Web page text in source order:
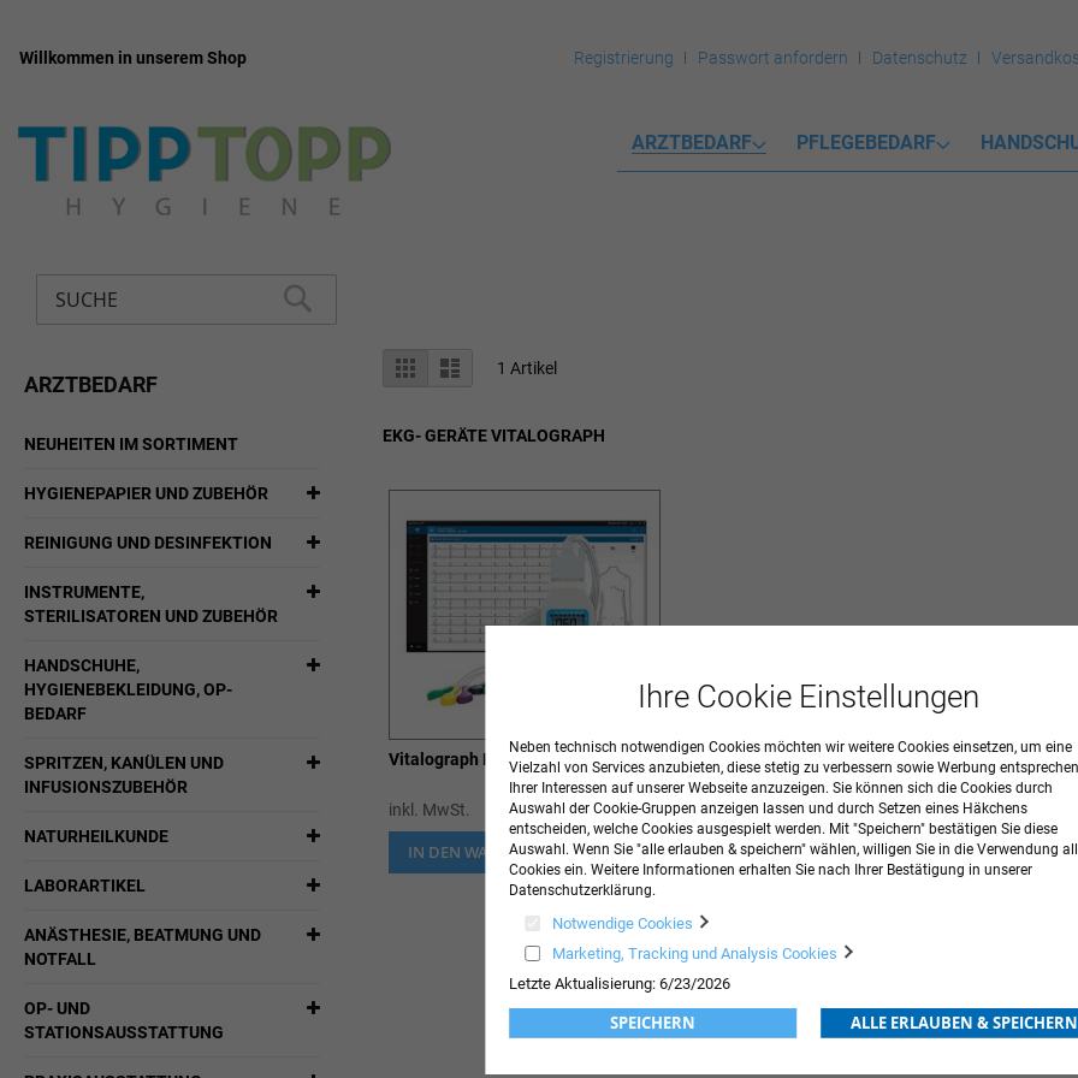
Zum
Willkommen in unserem Shop Registrierung Passwort anfordern Datenschutz
ARZTBEDARF PFLEGEBEDARF
SUCHE
Anzeigen
als
Liste Liste 1 Artikel
EKG- GERÄTE VITALOGRAPH
Vitalograph BT12 Ruhe-EKG
inkl. MwSt. Ab1.844,50 €
IN DEN WARENKORB ZUR
WUNSCHLISTE
HINZUFÜGEN
ARZTBEDARF
NEUHEITEN IM SORTIMENT
HYGIENEPAPIER UND ZUBEHÖR
REINIGUNG UND DESINFEKTION
INSTRUMENTE,
STERILISATOREN UND ZUBEHÖR
HANDSCHUHE,
HYGIENEBEKLEIDUNG, OP-
BEDARF
SPRITZEN, KANÜLEN UND
INFUSIONSZUBEHÖR
NATURHEILKUNDE
LABORARTIKEL
ANÄSTHESIE, BEATMUNG UND
NOTFALL
OP- UND
STATIONSAUSSTATTUNG
Ihre Cookie Einstellungen
Neben technisch notwendigen Cookies möchten wir weitere Cookies einsetzen, um eine
Vielzahl von Services anzubieten, diese stetig zu verbessern sowie Werbung
Ihrer Interessen auf unserer Webseite anzuzeigen. Sie können sich die Cookies durch
Auswahl der Cookie-Gruppen anzeigen lassen und durch Setzen eines Häkchens
entscheiden, welche Cookies ausgespielt werden. Mit "Speichern" bestätigen Sie diese
Auswahl. Wenn Sie "alle erlauben & speichern" wählen, willigen Sie in die Verwendung
Cookies ein. Weitere Informationen erhalten Sie nach Ihrer Bestätigung in unserer
Datenschutzerklärung.
Notwendige Cookies
Marketing, Tracking und Analysis Cookies
Letzte Aktualisierung: 6/23/2026
SPEICHERN ALLE ERLAUBEN & SPEICHERN